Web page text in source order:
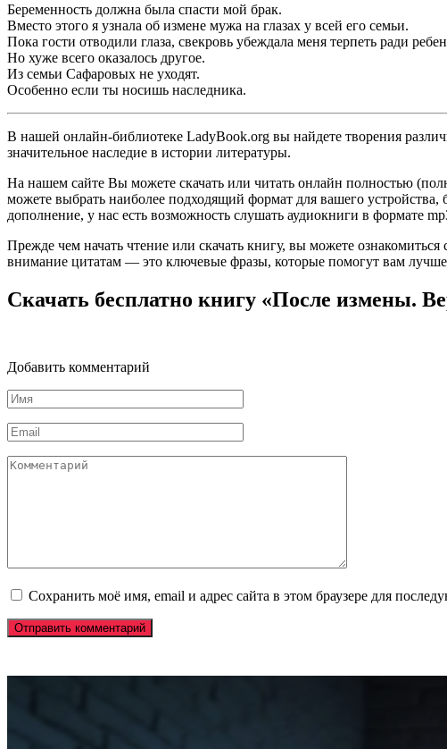
Беременность должна была спасти мой брак.
Вместо этого я узнала об измене мужа на глазах у всей его семьи.
Пока гости отводили глаза, свекровь убеждала меня терпеть ради
Но хуже всего оказалось другое.
Из семьи Сафаровых не уходят.
Особенно если ты носишь наследника.
В нашей онлайн-библиотеке LadyBook.org вы найдете творения
значительное наследие в истории литературы.
На нашем сайте Вы можете скачать или читать онлайн полностью
можете выбрать наиболее подходящий формат для вашего
дополнение, у нас есть возможность слушать аудиокниги в формате
Прежде чем начать чтение или скачать книгу, вы можете
внимание цитатам — это ключевые фразы, которые помогут вам
Скачать бесплатно книгу «После измены.
Добавить комментарий
Имя
*
Email
*
Комментарий
Сохранить моё имя, email и адрес сайта в этом браузере для